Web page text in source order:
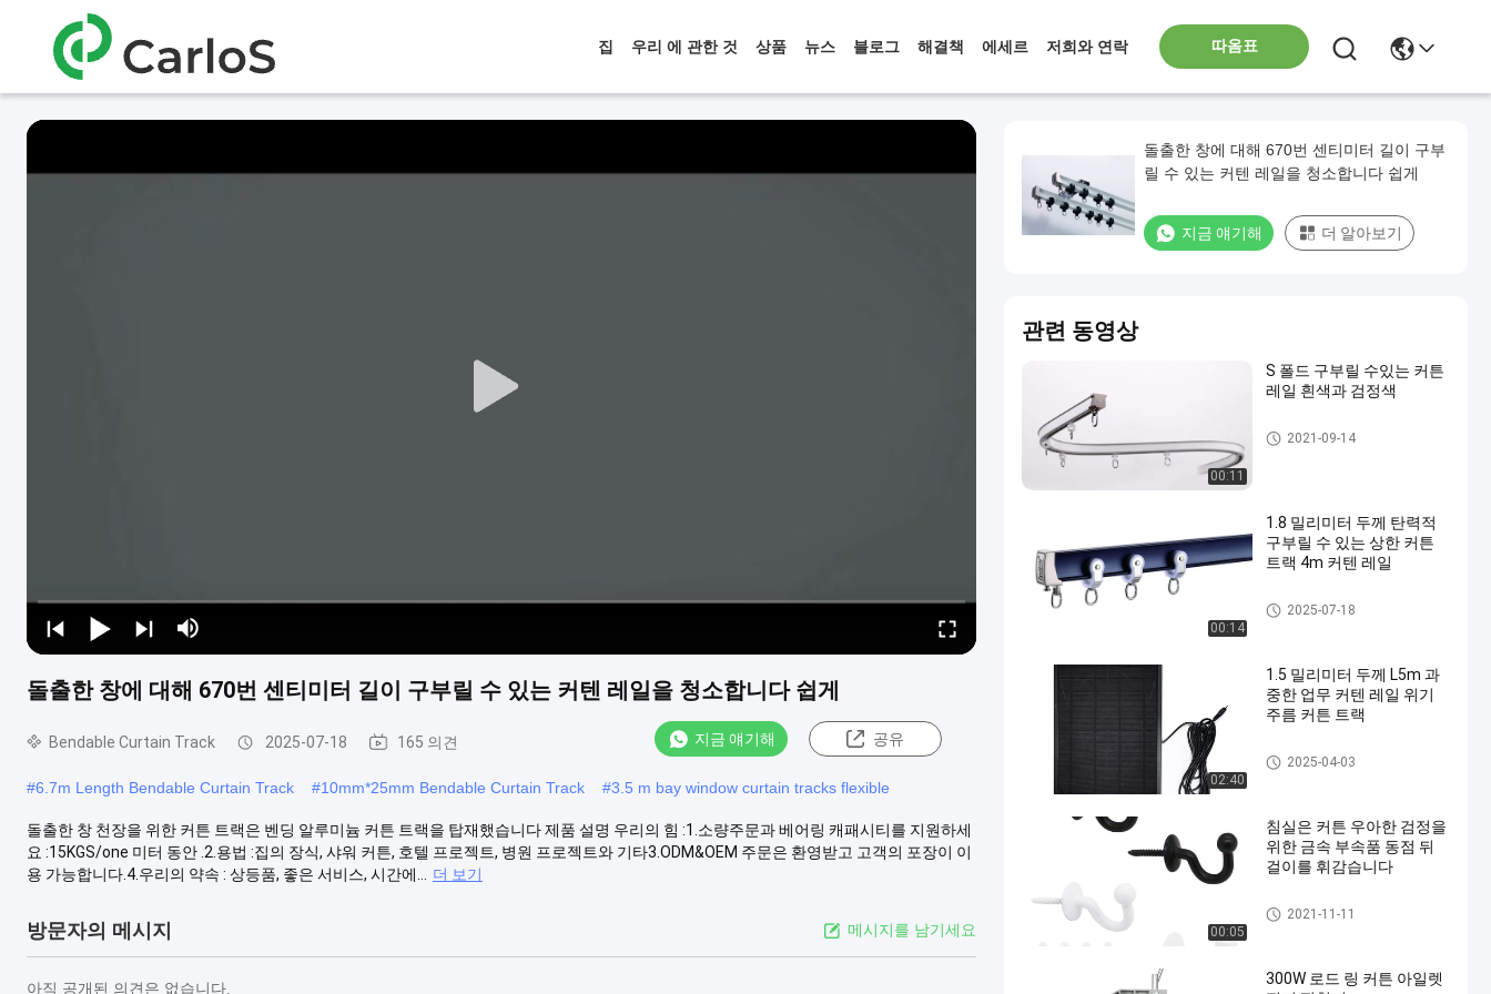
집 우리 에 관한 것 상품 뉴스 블로그 해결책 에세르 저희와 연락 따옴표
돌출한 창에 대해 670번 센티미터 길이 구부릴 수 있는 커텐 레일을 청소합니다 쉽게
Bendable Curtain Track 2025-07-18 165 의견 지금 얘기해 공유
#6.7m Length Bendable Curtain Track #10mm*25mm Bendable Curtain Track #3.5 m bay window curtain tracks flexible
돌출한 창 천장을 위한 커튼 트랙은 벤딩 알루미늄 커튼 트랙을 탑재했습니다 제품 설명 우리의 힘 :1.소량주문과 베어링 캐패시티를 지원하세
요 :15KGS/one 미터 동안 .2.용법 :집의 장식, 샤워 커튼, 호텔 프로젝트, 병원 프로젝트와 기타3.ODM&OEM 주문은 환영받고 고객의 포장이 이
용 가능합니다.4.우리의 약속 : 상등품, 좋은 서비스, 시간에...
더 보기
방문자의 메시지 메시지를 남기세요
아직 공개된 의견은 없습니다.
돌출한 창에 대해 670번 센티미터 길이 구부
릴 수 있는 커텐 레일을 청소합니다 쉽게
지금 얘기해 더 알아보기
관련 동영상
00:11
S 폴드 구부릴 수있는 커튼
레일 흰색과 검정색
Bendable Curtain Track
2021-09-14
00:14
1.8 밀리미터 두께 탄력적
구부릴 수 있는 상한 커튼
트랙 4m 커텐 레일
Bendable Curtain Track
2025-07-18
02:40
1.5 밀리미터 두께 L5m 과
중한 업무 커텐 레일 위기
주름 커튼 트랙
Aluminum Curtain Track
2025-04-03
00:05
침실은 커튼 우아한 검정을
위한 금속 부속품 동점 뒤
걸이를 휘감습니다
커튼 트랙 액세서리
2021-11-11
300W 로드 링 커튼 아일렛